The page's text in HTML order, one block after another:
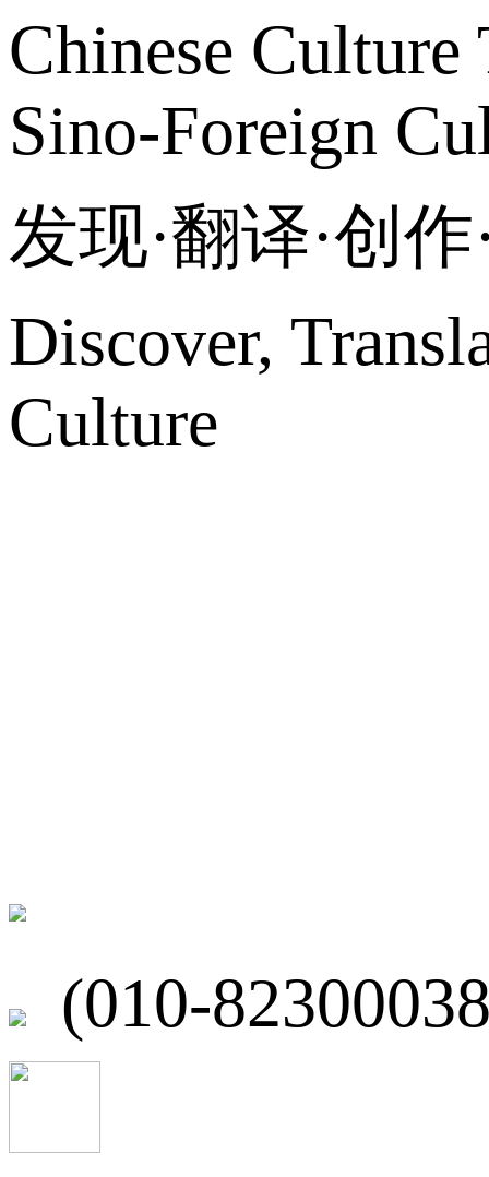
Chinese
Sino-Foreign
发现·翻译·创
Discover,
Culture
(010-